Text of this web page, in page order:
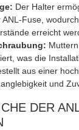
Der Halter
ANL-Fuse,
erreicht
was die
aus einer
und
DER